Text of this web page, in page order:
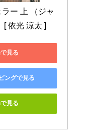
ー 上 （ジャ
[ 依光 涼太 ]
見る
ングで見る
見る